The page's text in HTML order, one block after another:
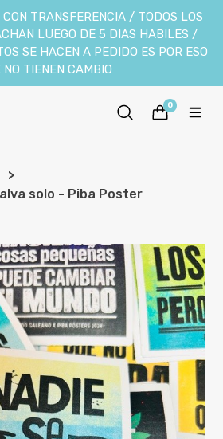
TRANSFERENCIA / TODOS LOS
LUEGO DE 5 DIAS HABILES /
SE HACEN A PEDIDO ES POR ESO
NO TIENEN CAMBIO
0
solo - Piba Poster